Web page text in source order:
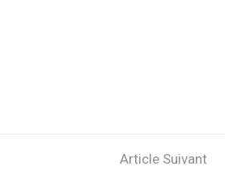
Article Suivant